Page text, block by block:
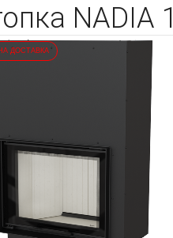
NADIA
ДОСТАВКА